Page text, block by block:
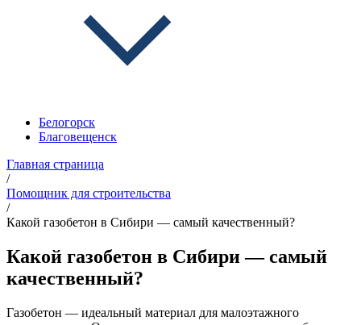
Белогорск
Благовещенск
Главная страница
/
Помощник для строительства
/
Какой газобетон в Сибири — самый качественный?
Какой газобетон в Сибири — самый
качественный?
Газобетон — идеальный материал для малоэтажного